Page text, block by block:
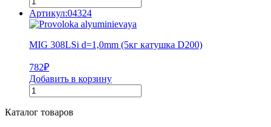
Артикул:04324
MIG 308LSi d=1,0mm (5кг катушка D200)
782₽
Добавить в корзину
Каталог товаров